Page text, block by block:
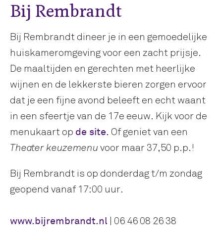
Bij Rembrandt
Bij Rembrandt dineer je in een gemoedelijke
huiskameromgeving voor een zacht prijsje.
De maaltijden en gerechten met heerlijke
wijnen en de lekkerste bieren zorgen ervoor
dat je een fijne avond beleeft en echt waant
in een sfeertje van de 17e eeuw. Kijk voor de
menukaart op de site. Of geniet van een
Theater keuzemenu voor maar 37,50 p.p.!
Bij Rembrandt is op donderdag t/m zondag
geopend vanaf 17:00 uur.
www.bijrembrandt.nl | 06 46 08 26 38